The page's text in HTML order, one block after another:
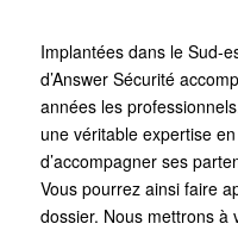
Implantées dans le Sud-
d’Answer Sécurité
années les
une véritable expertise
d’accompagner ses
Vous pourrez ainsi faire
dossier. Nous mettrons à